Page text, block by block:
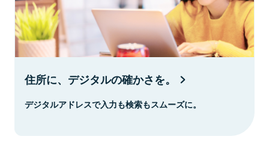
住所に、デジタルの確かさを。
デジタルアドレスで入力も検索もスムーズに。